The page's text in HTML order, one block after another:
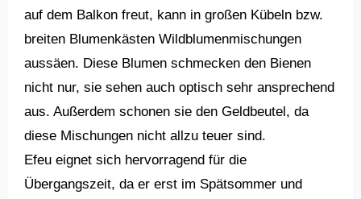
auf dem Balkon freut, kann in großen Kübeln bzw.
breiten Blumenkästen Wildblumenmischungen
aussäen. Diese Blumen schmecken den Bienen
nicht nur, sie sehen auch optisch sehr ansprechend
aus. Außerdem schonen sie den Geldbeutel, da
diese Mischungen nicht allzu teuer sind.
Efeu eignet sich hervorragend für die
Übergangszeit, da er erst im Spätsommer und